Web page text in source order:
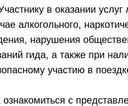
в оказании услуг
алкогольного,
нарушения
гида, а также при
участию в
с